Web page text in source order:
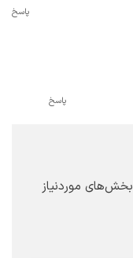
پاسخ
پاسخ
بخش‌های موردنیاز